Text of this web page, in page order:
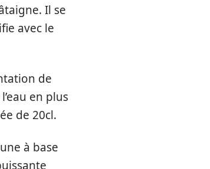
Il se
avec le
de
en plus
de 20cl.
à base